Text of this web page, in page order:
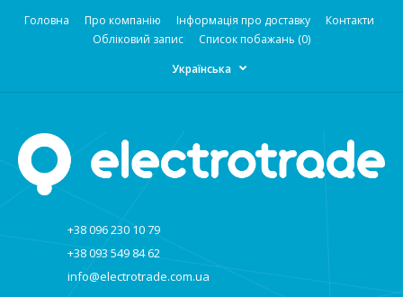
Головна Про компанію Інформація про доставку
Контакти
Обліковий запис
Список побажань (0)
Українська
+38 096 230 10 79
+38 093 549 84 62
info@electrotrade.com.ua